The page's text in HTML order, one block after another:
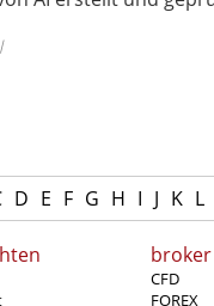
D E F G H I J K L
broker
CFD
FOREX